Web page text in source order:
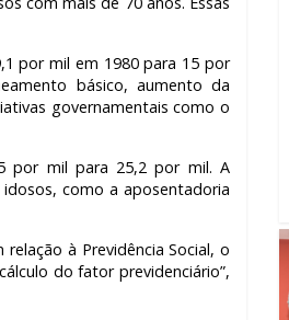
por mil em 1980 para 15 por
básico, aumento da
governamentais como o
por mil para 25,2 por mil. A
como a aposentadoria
à Previdência Social, o
do fator previdenciário”,